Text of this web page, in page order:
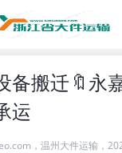
备搬迁🔖永
运
， 温州大件运输 ，